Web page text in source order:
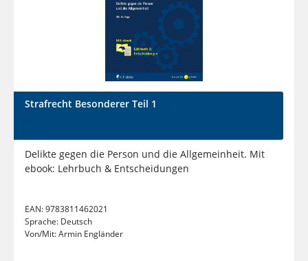
Strafrecht Besonderer Teil 1
Delikte gegen die Person und die Allgemeinheit. Mit
ebook: Lehrbuch & Entscheidungen
EAN:9783811462021
Sprache: Deutsch
Von/Mit:Armin Engländer